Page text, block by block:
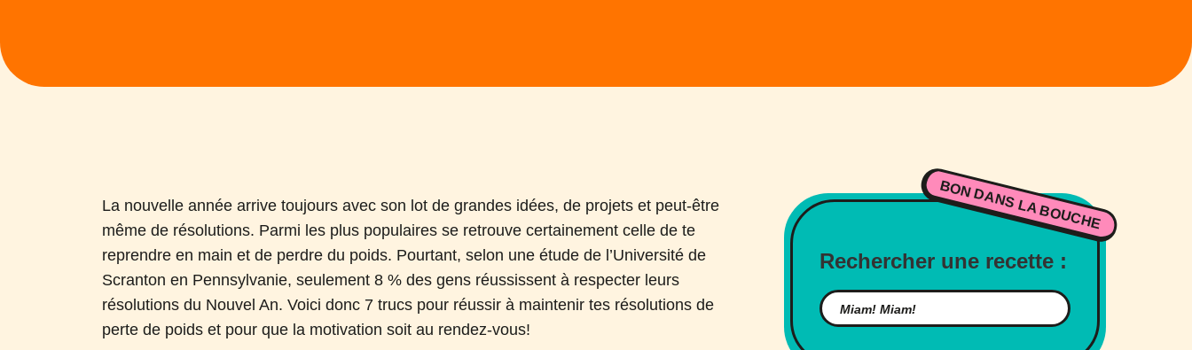
La nouvelle année arrive toujours avec son lot de grandes idées, de projets et peut-être
même de résolutions. Parmi les plus populaires se retrouve certainement celle de te
reprendre en main et de perdre du poids. Pourtant, selon une étude de l’Université de
Scranton en Pennsylvanie, seulement 8 % des gens réussissent à respecter leurs
résolutions du Nouvel An. Voici donc 7 trucs pour réussir à maintenir tes résolutions de
perte de poids et pour que la motivation soit au rendez-vous!
BON DANS LA BOUCHE
Rechercher une recette :